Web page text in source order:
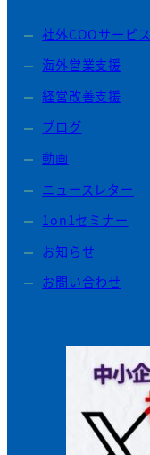
社外COOサービス
海外営業支援
経営改善支援
ブログ
動画
ニュースレター
1on1セミナー
お知らせ
お問い合わせ